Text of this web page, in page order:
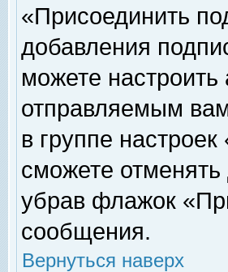
«Присоединить
добавления
можете
отправляемым
в группе
сможете
убрав флажок
сообщения.
Вернуться наверх